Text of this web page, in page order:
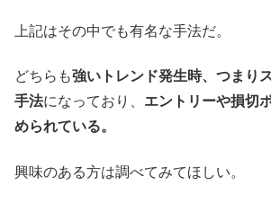
上記はその中でも有名な手法だ。
どちらも強いトレンド発生時、つまり
手法になっており、 エントリーや損切
められている。
興味のある方は調べてみてほしい。